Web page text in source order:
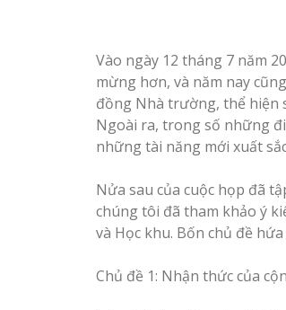
Vào ngày 12 tháng 7 năm
mừng hơn, và năm nay
đồng Nhà trường, thể hiện
Ngoài ra, trong số những
những tài năng mới xuất
Nửa sau của cuộc họp đã
chúng tôi đã tham khảo ý
và Học khu. Bốn chủ đề
Chủ đề 1: Nhận thức của